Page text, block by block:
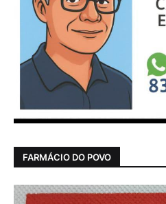
FARMÁCIO DO POVO